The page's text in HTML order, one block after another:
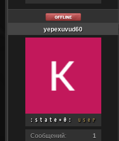
yepexuvud60
Сообщений: 1